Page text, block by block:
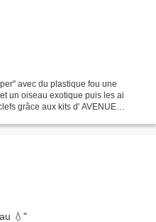
avec du plastique fou une
un oiseau exotique puis les ai
grâce aux kits d' AVENUE